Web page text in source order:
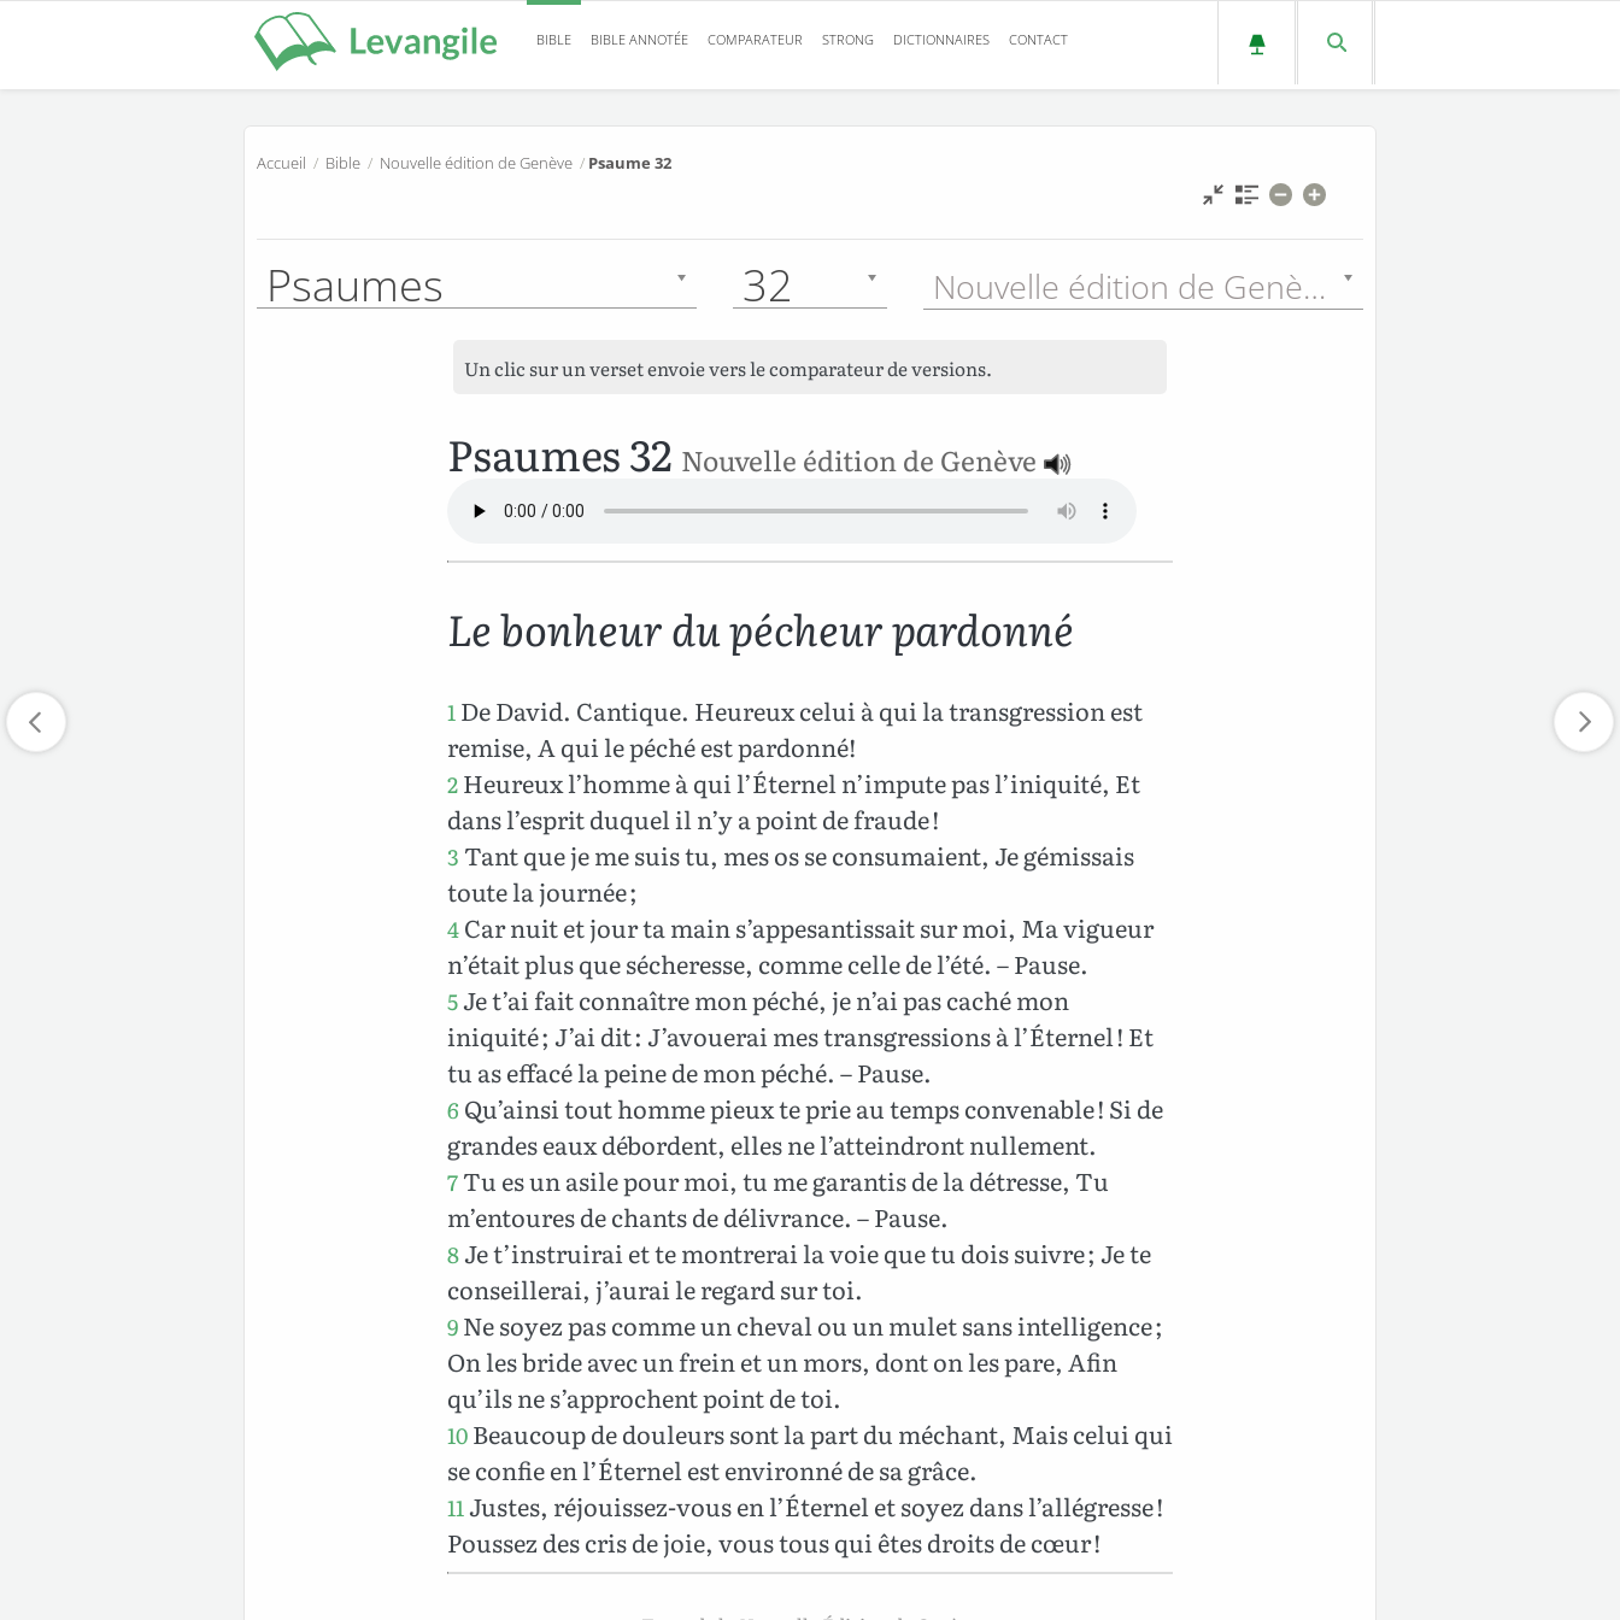
BIBLE BIBLE ANNOTÉE COMPARATEUR STRONG DICTIONNAIRES CONTACT
Accueil / Bible / Nouvelle édition de Genève / Psaume 32
Psaumes 32 Nouvelle édition de Genève (NEG) - 1979
Un clic sur un verset envoie vers le comparateur de versions.
Psaumes 32 Nouvelle édition de Genève
Le bonheur du pécheur pardonné
1De David. Cantique. Heureux celui à qui la transgression est
remise, A qui le péché est pardonné!
2Heureux l’homme à qui l’Éternel n’impute pas l’iniquité, Et
dans l’esprit duquel il n’y a point de fraude !
3 Tant que je me suis tu, mes os se consumaient, Je gémissais
toute la journée ;
4Car nuit et jour ta main s’appesantissait sur moi, Ma vigueur
n’était plus que sécheresse, comme celle de l’été. – Pause.
5Je t’ai fait connaître mon péché, je n’ai pas caché mon
iniquité ; J’ai dit : J’avouerai mes transgressions à l’Éternel ! Et
tu as effacé la peine de mon péché. – Pause.
6 Qu’ainsi tout homme pieux te prie au temps convenable ! Si de
grandes eaux débordent, elles ne l’atteindront nullement.
7Tu es un asile pour moi, tu me garantis de la détresse, Tu
m’entoures de chants de délivrance. – Pause.
8Je t’instruirai et te montrerai la voie que tu dois suivre ; Je te
conseillerai, j’aurai le regard sur toi.
9Ne soyez pas comme un cheval ou un mulet sans intelligence ;
On les bride avec un frein et un mors, dont on les pare, Afin
qu’ils ne s’approchent point de toi.
10Beaucoup de douleurs sont la part du méchant, Mais celui qui
se confie en l’Éternel est environné de sa grâce.
11Justes, réjouissez-vous en l’Éternel et soyez dans l’allégresse !
Poussez des cris de joie, vous tous qui êtes droits de cœur !